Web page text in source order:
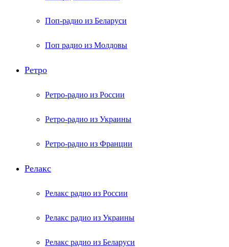
Поп-радио из Беларуси
Поп радио из Молдовы
Ретро
Ретро-радио из России
Ретро-радио из Украины
Ретро-радио из Франции
Релакс
Релакс радио из России
Релакс радио из Украины
Релакс радио из Беларуси